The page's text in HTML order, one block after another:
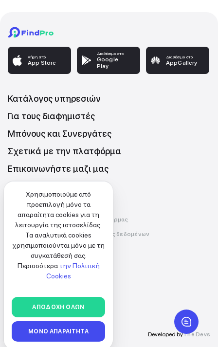
Χρησιμοποιούμε από
προεπιλογή μόνο τα
απαραίτητα cookies για τη
λειτουργία της ιστοσελίδας.
Τα αναλυτικά cookies
χρησιμοποιούνται μόνο με τη
συγκατάθεσή σας.
Περισσότερα την Πολιτική
Cookies
ΑΠΟΔΟΧΗ ΟΛΩΝ
ΜΟΝΟ ΑΠΑΡΑΙΤΗΤΑ
ΕΠΙΛΟΓΉ
Λήψη από
App Store
Διαθέσιμο στο
Google
Play
Διαθέσιμο στο
AppGallery
Κατάλογος υπηρεσιών
Για τους διαφημιστές
Μπόνους και Συνεργάτες
Σχετικά με την πλατφόρμα
Επικοινωνήστε μαζι μας
Τιμές
Όροι και προϋποθέσεις της πλατφόρμας
Πολιτική απορρήτου και προστασίας δεδομένων
ΠΟΛΙΤΙΚΗ ΧΡΗΣΗΣ COOKIES
© FindPro,2026 Developed byThe Devs